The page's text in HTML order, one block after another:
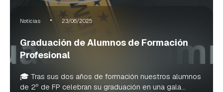
Noticias 23/06/2025
Graduación de Alumnos de Formación
Profesional
🎓 Tras sus dos años de formación nuestros alumnos
de 2º de FP celebran su graduación en una gala...